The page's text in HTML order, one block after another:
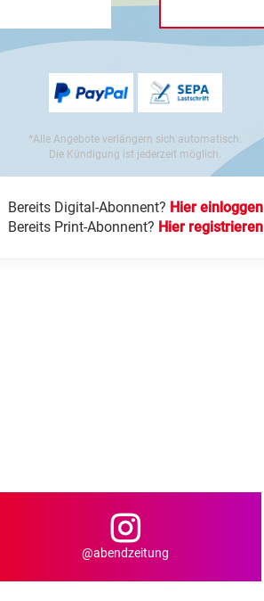
*Alle Angebote verlängern sich automatisch.
Die Kündigung ist jederzeit möglich.
Bereits Digital-Abonnent? Hier einloggen
Bereits Print-Abonnent? Hier registrieren
@abendzeitung